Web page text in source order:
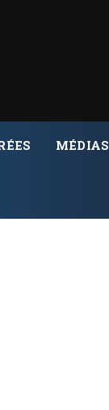
MÉDIAS